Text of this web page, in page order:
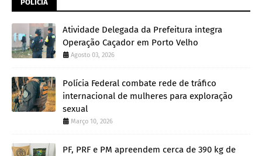
POLÍCIA
Atividade Delegada da Prefeitura integra
Operação Caçador em Porto Velho
Agosto 03, 2026
Polícia Federal combate rede de tráfico
internacional de mulheres para exploração
sexual
Março 10, 2026
PF, PRF e PM apreendem cerca de 390 kg de